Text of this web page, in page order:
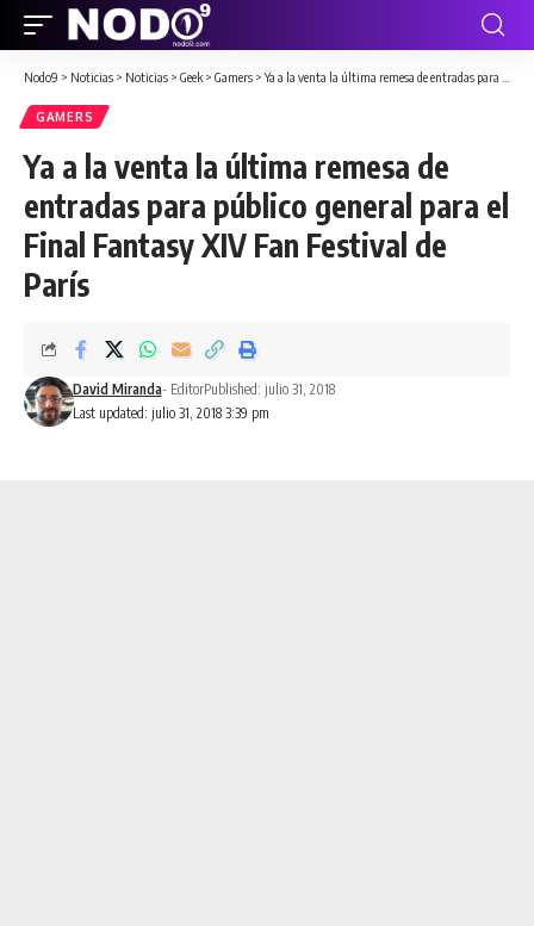
Nodo9 > Noticias > Noticias > Geek > Gamers >Ya a la venta la última remesa de entradas para público general para el Final Fantasy XIV Fan Festival de París
GAMERS
Ya a la venta la última remesa de
entradas para público general para el
Final Fantasy XIV Fan Festival de
París
Last updated: julio 31, 2018 3:39 pm
David Miranda- EditorPublished: julio 31, 2018